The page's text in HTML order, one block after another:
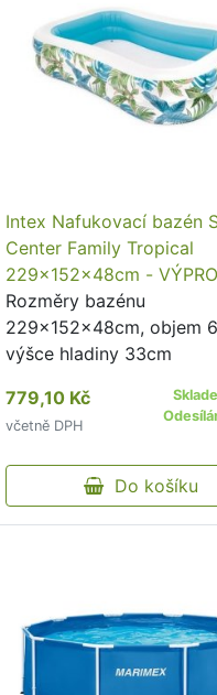
Intex Nafukovací bazén
Center Family Tropical
229x152x48cm -
Rozměry bazénu
229x152x48cm, objem
výšce hladiny 33cm
779,10 Kč
včetně DPH
Do košíku